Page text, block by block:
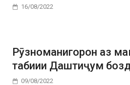
16/08/2022
Рӯзноманигорон аз
табиии Даштиҷум
09/08/2022